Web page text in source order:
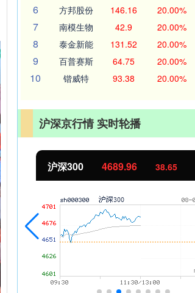
6 方邦股份 146.16 20.00%
7 南模生物 42.9 20.00%
8 泰金新能 131.52 20.00%
9 百普赛斯 64.75 20.00%
10 锴威特 93.38 20.00%
沪深京行情 实时轮播
北证50 1129.72 6.84